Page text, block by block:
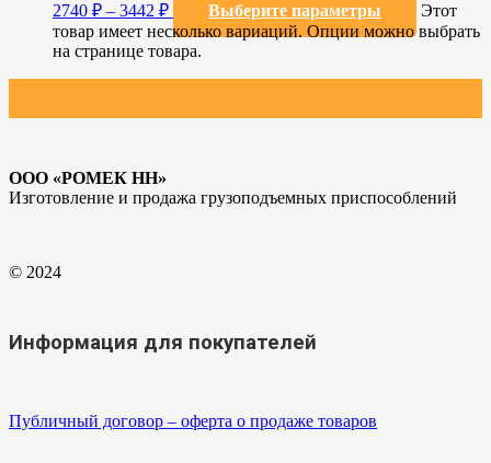
2740 ₽ – 3442 ₽ Выберите параметры
Этот
товар имеет несколько вариаций. Опции можно выбрать
на странице товара.
ООО «РОМЕК НН»
Изготовление и продажа грузоподъемных приспособлений
© 2024
Информация для покупателей
Публичный договор – оферта о продаже товаров